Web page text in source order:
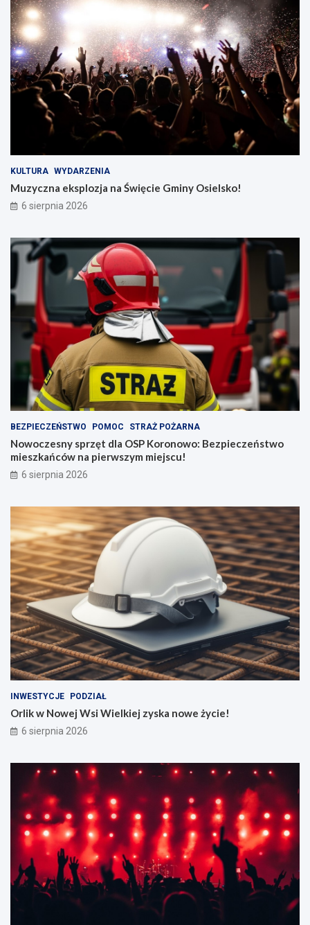
KULTURA WYDARZENIA
Muzyczna eksplozja na Święcie Gminy Osielsko!
6 sierpnia 2026
BEZPIECZEŃSTWO POMOC STRAŻ POŻARNA
Nowoczesny sprzęt dla OSP Koronowo: Bezpieczeństwo
mieszkańców na pierwszym miejscu!
6 sierpnia 2026
INWESTYCJE PODZIAŁ
Orlik w Nowej Wsi Wielkiej zyska nowe życie!
6 sierpnia 2026